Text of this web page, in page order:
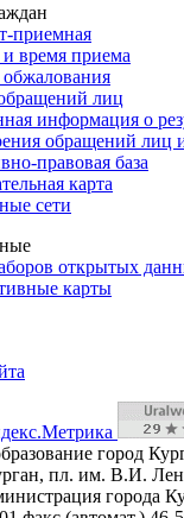
приемная
время приема
лиц
информация о
обращений лиц
правовая база
карта
сети
открытых
карты
город
пл. им. В.И.
города